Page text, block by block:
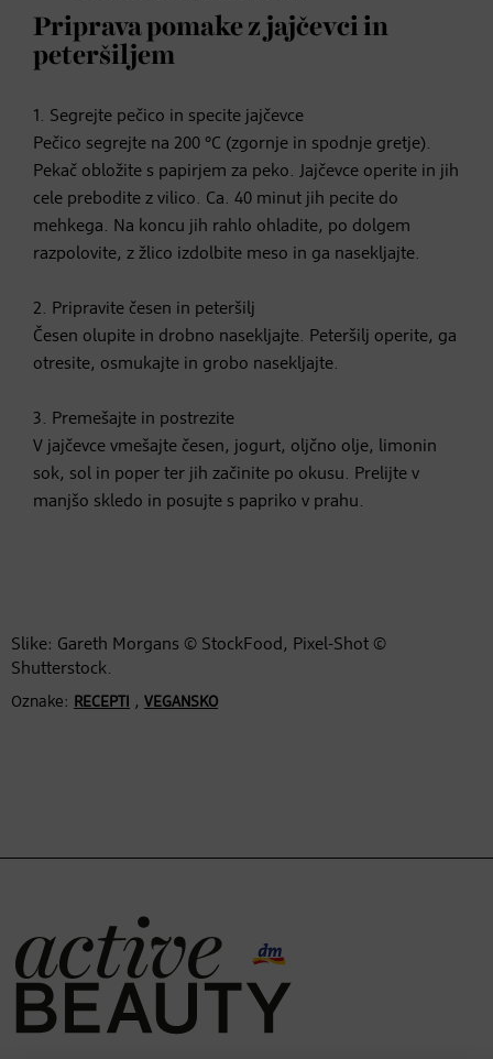
Priprava pomake z jajčevci in
peteršiljem
1. Segrejte pečico in specite jajčevce
Pečico segrejte na 200 °C (zgornje in spodnje gretje).
Pekač obložite s papirjem za peko. Jajčevce operite in jih
cele prebodite z vilico. Ca. 40 minut jih pecite do
mehkega. Na koncu jih rahlo ohladite, po dolgem
razpolovite, z žlico izdolbite meso in ga nasekljajte.
2. Pripravite česen in peteršilj
Česen olupite in drobno nasekljajte. Peteršilj operite, ga
otresite, osmukajte in grobo nasekljajte.
3. Premešajte in postrezite
V jajčevce vmešajte česen, jogurt, oljčno olje, limonin
sok, sol in poper ter jih začinite po okusu. Prelijte v
manjšo skledo in posujte s papriko v prahu.
Slike: Gareth Morgans © StockFood, Pixel-Shot ©
Shutterstock.
Oznake: RECEPTI , VEGANSKO